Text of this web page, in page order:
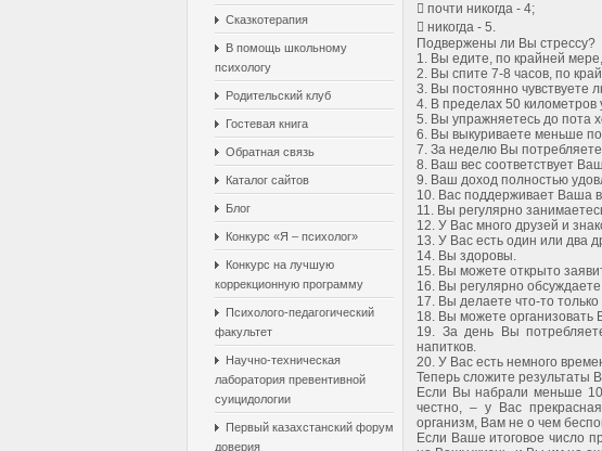
Сказкотерапия
В помощь школьному
психологу
Родительский клуб
Гостевая книга
Обратная связь
Каталог сайтов
Блог
Конкурс «Я – психолог»
Конкурс на лучшую
коррекционную программу
Психолого-педагогический
факультет
Научно-техническая
лаборатория превентивной
суицидологии
Первый казахстанский форум
доверия
 почти никогда - 4;
 никогда - 5.
Подвержены ли Вы стрессу?
1. Вы едите, по крайней
2. Вы спите 7-8 часов, по
3. Вы постоянно чувствуете
4. В пределах 50 километров
5. Вы упражняетесь до пота
6. Вы выкуриваете меньше
7. За неделю Вы
8. Ваш вес соответствует
9. Ваш доход полностью
10. Вас поддерживает Ваша
11. Вы регулярно
12. У Вас много друзей и
13. У Вас есть один или два
14. Вы здоровы.
15. Вы можете открыто
16. Вы регулярно
17. Вы делаете что-то
18. Вы можете
19. За день Вы
напитков.
20. У Вас есть немного
Теперь сложите результаты
Если Вы набрали меньше
честно, – у Вас
организм, Вам не о чем
Если Ваше итоговое число